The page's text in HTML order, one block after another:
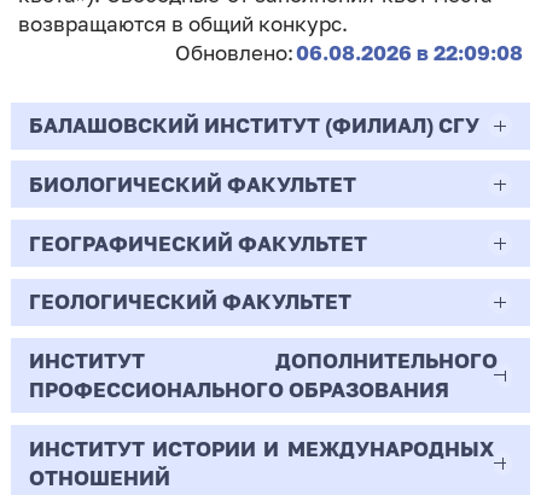
возвращаются в общий конкурс.
Обновлено:06.08.2026 в 22:09:08
БАЛАШОВСКИЙ ИНСТИТУТ (ФИЛИАЛ) СГУ
44.03.02
Психолого-педагогическое образование
Очная | Бакалавр
Всего бюджетных мест - 10
Бюджет/
Общие места
Профиль: Практическая
психология образования
БИОЛОГИЧЕСКИЙ ФАКУЛЬТЕТ
06.03.01
Биология
Очная | Бакалавр
Всего бюджетных мест - 50
Бюджет/Общие места
ГЕОГРАФИЧЕСКИЙ ФАКУЛЬТЕТ
05.03.02
География
Очная | Бакалавр
Всего бюджетных мест - 15
ГЕОЛОГИЧЕСКИЙ ФАКУЛЬТЕТ
05.03.01
Геология
Очная | Бакалавр
ИНСТИТУТ ДОПОЛНИТЕЛЬНОГО
ПРОФЕССИОНАЛЬНОГО ОБРАЗОВАНИЯ
38.03.02
ИНСТИТУТ ИСТОРИИ И МЕЖДУНАРОДНЫХ
ОТНОШЕНИЙ